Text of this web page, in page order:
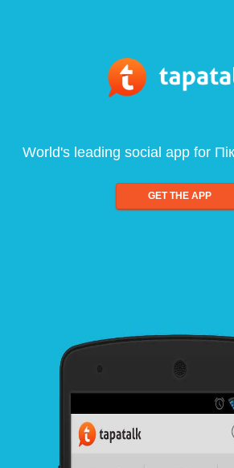
World's leading social app for
GET THE APP